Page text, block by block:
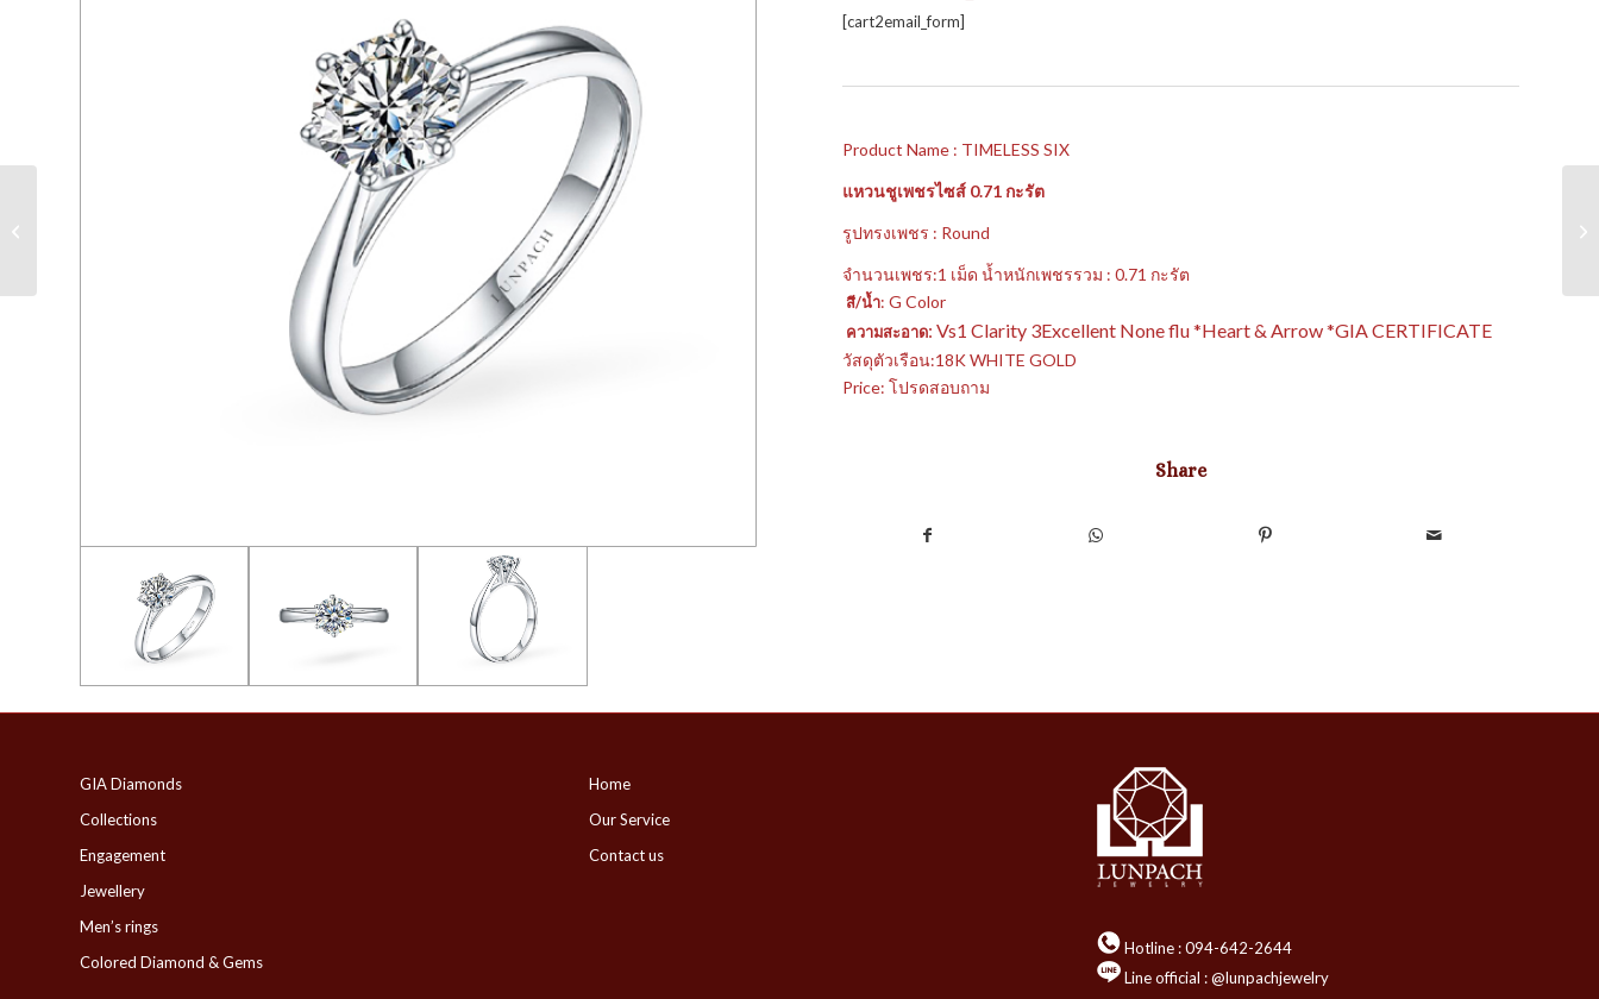
[cart2email_form]
Product Name : TIMELESS SIX
แหวนชูเพชรไซส์ 0.71 กะรัต
รูปทรงเพชร : Round
จำนวนเพชร:1 เม็ด น้ำหนักเพชรรวม : 0.71 กะรัต
สี/น้ำ: G Color
ความสะอาด: Vs1 Clarity 3Excellent None flu *Heart & Arrow *GIA CERTIFICATE
วัสดุตัวเรือน:18K WHITE GOLD
Price: โปรดสอบถาม
Share
GIA Diamonds
Collections
Engagement
Jewellery
Men’s rings
Colored Diamond & Gems
Home
Our Service
Contact us
Hotline :094-642-2644
Line official : @lunpachjewelry